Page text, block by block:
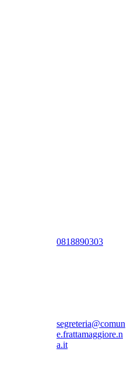
0818890303
segreteria@comun
e.frattamaggiore.n
a.it